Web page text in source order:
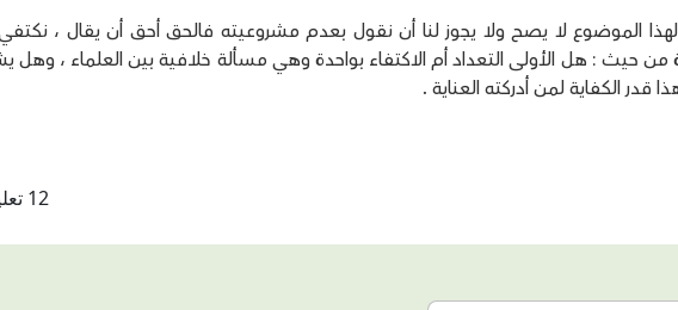
الموضوع لا يصح ولا يجوز لنا أن نقول بعدم مشروعيته فالحق أحق أن يقال ،
من حيث : هل الأولى التعداد أم الاكتفاء بواحدة وهي مسألة خلافية بين العلماء ، وهل
قدر الكفاية لمن أدركته العناية .
12 تعليقات